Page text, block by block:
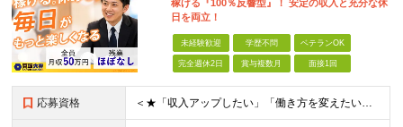
稼げる『100％反響型』！ 安定の収入と充分な休
日を両立！
未経験歓迎 学歴不問 ベテランOK
完全週休2日 賞与複数月 面接1回
応募資格 ＜★「収入アップしたい」「働き方を変えたい」「スキルを身につけたい」方、大歓迎！★＞ ◆未経験OK ◆学歴不問・第二新卒歓迎 ◆社会人経験1年以上 ★100％人柄、意欲重視の採用です 「新しい環境で